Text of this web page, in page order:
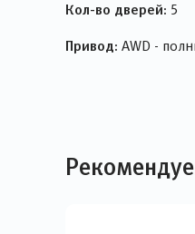
Кол-во дверей: 5
Привод: AWD -